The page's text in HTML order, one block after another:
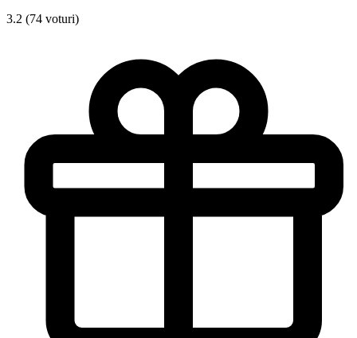
3.2 (74 voturi)